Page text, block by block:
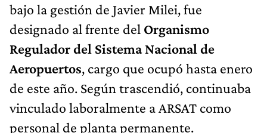
bajo la gestión de Javier Milei, fue
designado al frente del Organismo
Regulador del Sistema Nacional de
Aeropuertos, cargo que ocupó hasta enero
de este año. Según trascendió, continuaba
vinculado laboralmente a ARSAT como
personal de planta permanente.